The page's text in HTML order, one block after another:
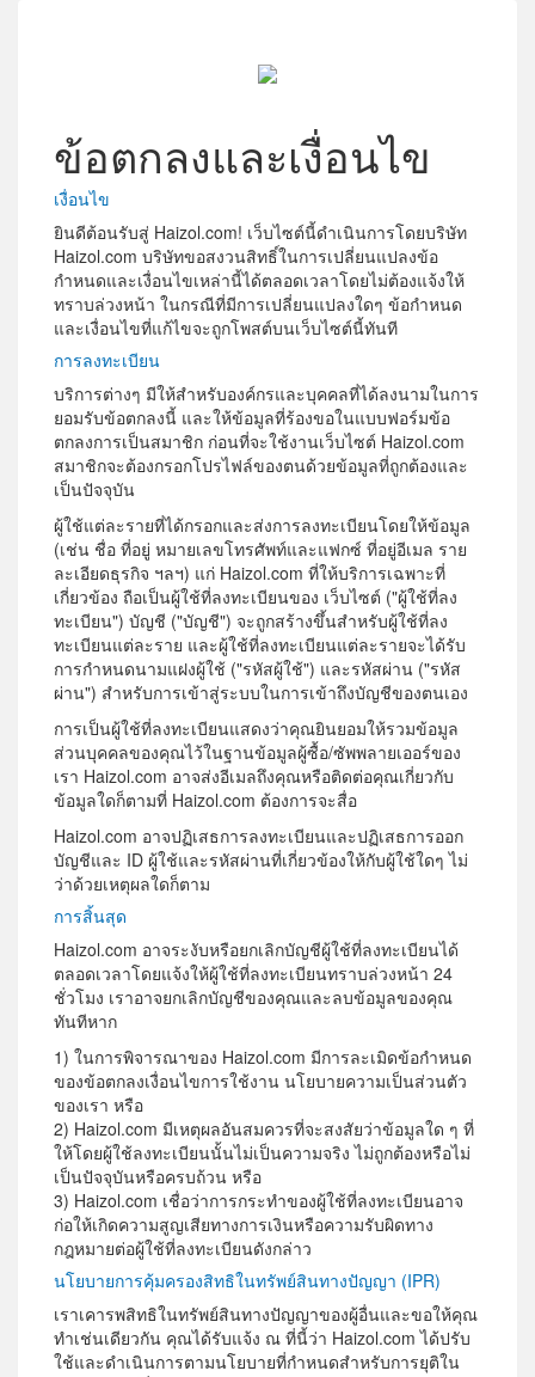
ข้อตกลงและเงื่อนไข
เงื่อนไข
ยินดีต้อนรับสู่ Haizol.com! เว็บไซต์นี้ดำเนินการโดยบริษัท
Haizol.com บริษัทขอสงวนสิทธิ์ในการเปลี่ยนแปลงข้อ
กำหนดและเงื่อนไขเหล่านี้ได้ตลอดเวลาโดยไม่ต้องแจ้งให้
ทราบล่วงหน้า ในกรณีที่มีการเปลี่ยนแปลงใดๆ ข้อกำหนด
และเงื่อนไขที่แก้ไขจะถูกโพสต์บนเว็บไซต์นี้ทันที
การลงทะเบียน
บริการต่างๆ มีให้สำหรับองค์กรและบุคคลที่ได้ลงนามในการ
ยอมรับข้อตกลงนี้ และให้ข้อมูลที่ร้องขอในแบบฟอร์มข้อ
ตกลงการเป็นสมาชิก ก่อนที่จะใช้งานเว็บไซต์ Haizol.com
สมาชิกจะต้องกรอกโปรไฟล์ของตนด้วยข้อมูลที่ถูกต้องและ
เป็นปัจจุบัน
ผู้ใช้แต่ละรายที่ได้กรอกและส่งการลงทะเบียนโดยให้ข้อมูล
(เช่น ชื่อ ที่อยู่ หมายเลขโทรศัพท์และแฟกซ์ ที่อยู่อีเมล ราย
ละเอียดธุรกิจ ฯลฯ) แก่ Haizol.com ที่ให้บริการเฉพาะที่
เกี่ยวข้อง ถือเป็นผู้ใช้ที่ลงทะเบียนของ เว็บไซต์ ("ผู้ใช้ที่ลง
ทะเบียน") บัญชี ("บัญชี") จะถูกสร้างขึ้นสำหรับผู้ใช้ที่ลง
ทะเบียนแต่ละราย และผู้ใช้ที่ลงทะเบียนแต่ละรายจะได้รับ
การกำหนดนามแฝงผู้ใช้ ("รหัสผู้ใช้") และรหัสผ่าน ("รหัส
ผ่าน") สำหรับการเข้าสู่ระบบในการเข้าถึงบัญชีของตนเอง
การเป็นผู้ใช้ที่ลงทะเบียนแสดงว่าคุณยินยอมให้รวมข้อมูล
ส่วนบุคคลของคุณไว้ในฐานข้อมูลผู้ซื้อ/ซัพพลายเออร์ของ
เรา Haizol.com อาจส่งอีเมลถึงคุณหรือติดต่อคุณเกี่ยวกับ
ข้อมูลใดก็ตามที่ Haizol.com ต้องการจะสื่อ
Haizol.com อาจปฏิเสธการลงทะเบียนและปฏิเสธการออก
บัญชีและ ID ผู้ใช้และรหัสผ่านที่เกี่ยวข้องให้กับผู้ใช้ใดๆ ไม่
ว่าด้วยเหตุผลใดก็ตาม
การสิ้นสุด
Haizol.com อาจระงับหรือยกเลิกบัญชีผู้ใช้ที่ลงทะเบียนได้
ตลอดเวลาโดยแจ้งให้ผู้ใช้ที่ลงทะเบียนทราบล่วงหน้า 24
ชั่วโมง เราอาจยกเลิกบัญชีของคุณและลบข้อมูลของคุณ
ทันทีหาก
1) ในการพิจารณาของ Haizol.com มีการละเมิดข้อกำหนด
ของข้อตกลงเงื่อนไขการใช้งาน นโยบายความเป็นส่วนตัว
ของเรา หรือ
2) Haizol.com มีเหตุผลอันสมควรที่จะสงสัยว่าข้อมูลใด ๆ ที่
ให้โดยผู้ใช้ลงทะเบียนนั้นไม่เป็นความจริง ไม่ถูกต้องหรือไม่
เป็นปัจจุบันหรือครบถ้วน หรือ
3) Haizol.com เชื่อว่าการกระทำของผู้ใช้ที่ลงทะเบียนอาจ
ก่อให้เกิดความสูญเสียทางการเงินหรือความรับผิดทาง
กฎหมายต่อผู้ใช้ที่ลงทะเบียนดังกล่าว
นโยบายการคุ้มครองสิทธิในทรัพย์สินทางปัญญา (IPR)
เราเคารพสิทธิในทรัพย์สินทางปัญญาของผู้อื่นและขอให้คุณ
ทำเช่นเดียวกัน คุณได้รับแจ้ง ณ ที่นี้ว่า Haizol.com ได้ปรับ
ใช้และดำเนินการตามนโยบายที่กำหนดสำหรับการยุติใน